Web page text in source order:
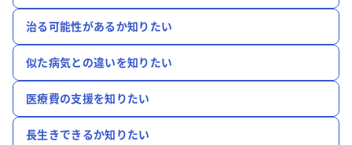
治る可能性があるか知りたい
似た病気との違いを知りたい
医療費の支援を知りたい
長生きできるか知りたい